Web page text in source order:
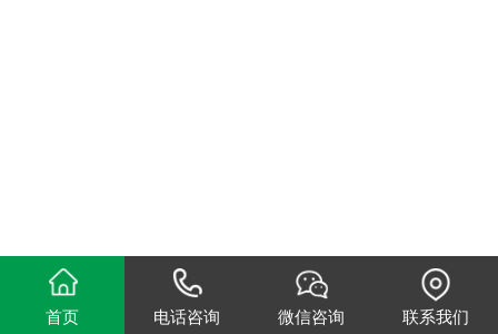
首页 电话咨询 微信咨询 联系我们